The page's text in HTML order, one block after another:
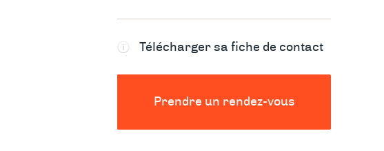
Télécharger sa fiche de contact
Prendre un rendez-vous